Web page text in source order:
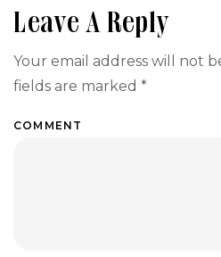
Leave A Reply
Your email address will not
fields are marked *
COMMENT